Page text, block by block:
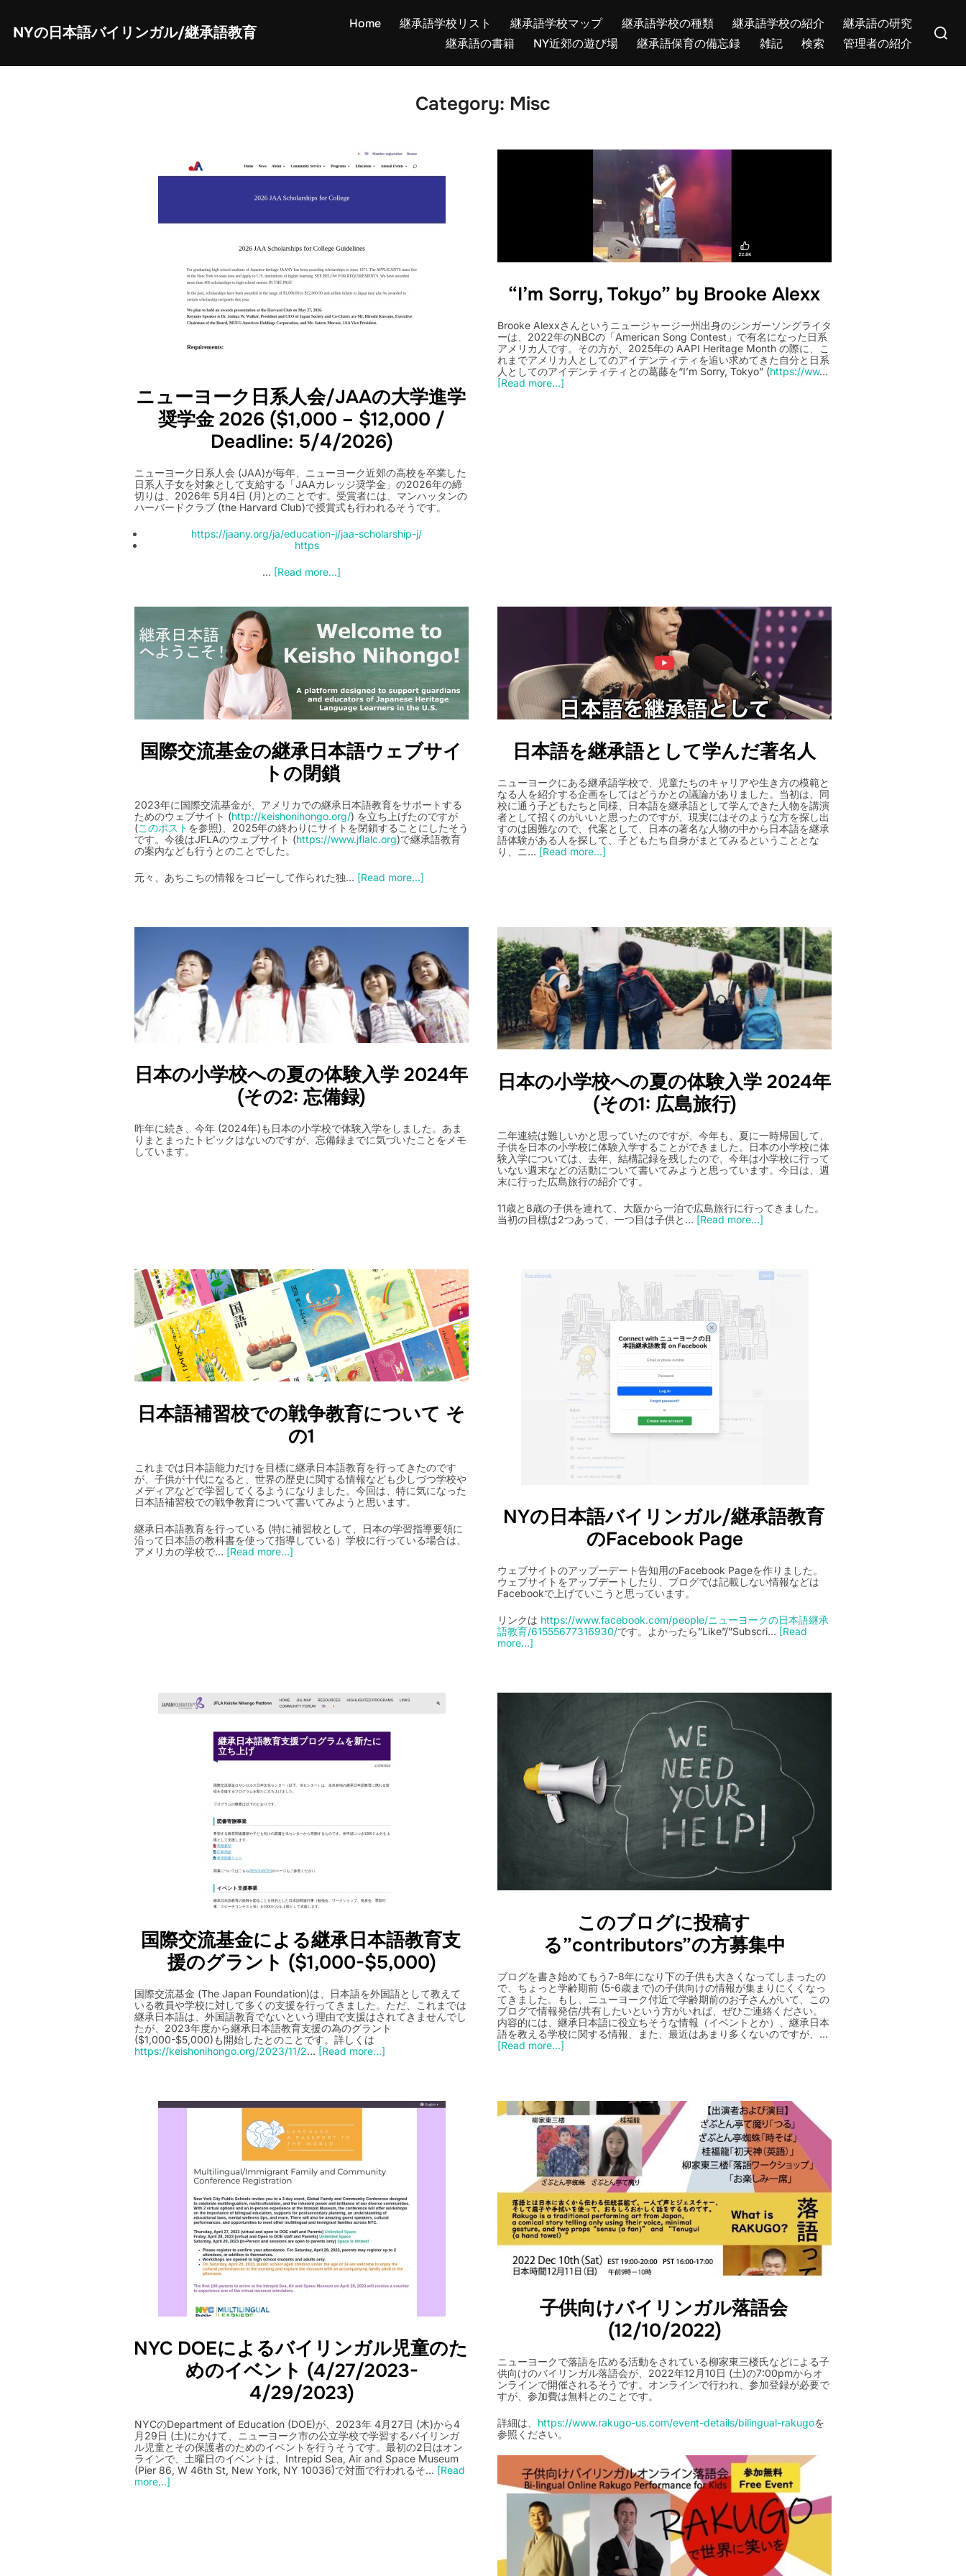
content
NYの日本語バイリンガル/継承語教育
Home 継承語学校リスト 継承語学校マップ 継承語学校の種類 継承語学校の紹介
継承語の研究
継承語の書籍
NY近郊の遊び場 継承語保育の備忘録 雑記 検索 管理者の紹介
for:
Category: Misc
ニューヨーク日系人会/JAAの大学進学
奨学金 2026 ($1,000 – $12,000 /
Deadline: 5/4/2026)
ニューヨーク日系人会 (JAA)が毎年、ニューヨーク近郊の高校を卒業した
日系人子女を対象として支給する「JAAカレッジ奨学金」の2026年の締
切りは、2026年 5月4日 (月)とのことです。受賞者には、マンハッタンの
ハーバードクラブ (the Harvard Club)で授賞式も行われるそうです。
https://jaany.org/ja/education-j/jaa-scholarship-j/
https
… [Read more...]
“I’m Sorry, Tokyo” by Brooke Alexx
Brooke Alexxさんというニュージャージー州出身のシンガーソングライタ
ーは、2022年のNBCの「American Song Contest」で有名になった日系
アメリカ人です。その方が、2025年の AAPI Heritage Month の際に、こ
れまでアメリカ人としてのアイデンティティを追い求めてきた自分と日系
人としてのアイデンティティとの葛藤を“I’m Sorry, Tokyo” (https://ww…
[Read more...]
国際交流基金の継承日本語ウェブサイ
トの閉鎖
2023年に国際交流基金が、アメリカでの継承日本語教育をサポートする
ためのウェブサイト (http://keishonihongo.org/) を立ち上げたのですが
(このポスト を参照)、2025年の終わりにサイトを閉鎖することにしたそう
です。今後はJFLAのウェブサイト (https://www.jflalc.org)で継承語教育
の案内なども行うとのことでした。
元々、あちこちの情報をコピーして作られた独… [Read more...]
日本語を継承語として学んだ著名人
ニューヨークにある継承語学校で、児童たちのキャリアや生き方の模範と
なる人を紹介する企画をしてはどうかとの議論がありました。当初は、同
校に通う子どもたちと同様、日本語を継承語として学んできた人物を講演
者として招くのがいいと思ったのですが、現実にはそのような方を探し出
すのは困難なので、代案として、日本の著名な人物の中から日本語を継承
語体験がある人を探して、子どもたち自身がまとてみるということとな
り、ニ… [Read more...]
日本の小学校への夏の体験入学 2024年
(その2: 忘備録)
昨年に続き、今年 (2024年)も日本の小学校で体験入学をしました。あま
りまとまったトピックはないのですが、忘備録までに気づいたことをメモ
しています。
日本の小学校への夏の体験入学 2024年
(その1: 広島旅行)
二年連続は難しいかと思っていたのですが、今年も、夏に一時帰国して、
子供を日本の小学校に体験入学することができました。日本の小学校に体
験入学については、去年、結構記録を残したので、今年は小学校に行って
いない週末などの活動について書いてみようと思っています。今日は、週
末に行った広島旅行の紹介です。
11歳と8歳の子供を連れて、大阪から一泊で広島旅行に行ってきました。
当初の目標は2つあって、一つ目は子供と… [Read more...]
日本語補習校での戦争教育について そ
の1
これまでは日本語能力だけを目標に継承日本語教育を行ってきたのです
が、子供が十代になると、世界の歴史に関する情報なども少しづつ学校や
メディアなどで学習してくるようになりました。今回は、特に気になった
日本語補習校での戦争教育について書いてみようと思います。
継承日本語教育を行っている (特に補習校として、日本の学習指導要領に
沿って日本語の教科書を使って指導している）学校に行っている場合は、
アメリカの学校で… [Read more...]
NYの日本語バイリンガル/継承語教育
のFacebook Page
ウェブサイトのアップーデート告知用のFacebook Pageを作りました。
ウェブサイトをアップデートしたり、ブログでは記載しない情報などは
Facebookで上げていこうと思っています。
リンクは https://www.facebook.com/people/ニューヨークの日本語継承
語教育/61555677316930/です。よかったら”Like”/”Subscri… [Read
more...]
国際交流基金による継承日本語教育支
援のグラント ($1,000-$5,000)
国際交流基金 (The Japan Foundation)は、日本語を外国語として教えて
いる教員や学校に対して多くの支援を行ってきました。ただ、これまでは
継承日本語は、外国語教育でないという理由で支援はされてきませんでし
たが、2023年度から継承日本語教育支援の為のグラント
($1,000-$5,000)も開始したとのことです。詳しくは
https://keishonihongo.org/2023/11/2… [Read more...]
このブログに投稿す
る”contributors”の方募集中
ブログを書き始めてもう7-8年になり下の子供も大きくなってしまったの
で、ちょっと学齢期前 (5-6歳まで)の子供向けの情報が集まりにくくなっ
てきました。もし、ニューヨーク付近で学齢期前のお子さんがいて、この
ブログで情報発信/共有したいという方がいれば、ぜひご連絡ください。
内容的には、継承日本語に役立ちそうな情報（イベントとか）、継承日本
語を教える学校に関する情報、また、最近はあまり多くないのですが、…
[Read more...]
NYC DOEによるバイリンガル児童のた
めのイベント (4/27/2023-
4/29/2023)
NYCのDepartment of Education (DOE)が、2023年 4月27日 (木)から4
月29日 (土)にかけて、ニューヨーク市の公立学校で学習するバイリンガ
ル児童とその保護者のためのイベントを行うそうです。最初の2日はオン
ラインで、土曜日のイベントは、Intrepid Sea, Air and Space Museum
(Pier 86, W 46th St, New York, NY 10036)で対面で行われるそ… [Read
more...]
子供向けバイリンガル落語会
(12/10/2022)
ニューヨークで落語を広める活動をされている柳家東三楼氏などによる子
供向けのバイリンガル落語会が、2022年12月10日 (土)の7:00pmからオ
ンラインで開催されるそうです。オンラインで行われ、参加登録が必要で
すが、参加費は無料とのことです。
詳細は、 https://www.rakugo-us.com/event-details/bilingual-rakugoを
参照ください。